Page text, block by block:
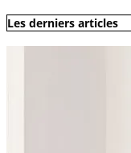
Les derniers articles